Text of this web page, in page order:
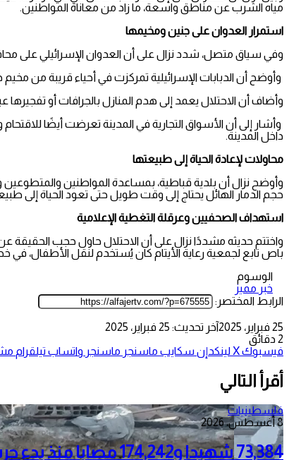
مياه الشرب عن مناطق واسعة، ما زاد من معاناة المواطنين.
استمرار العدوان على جنين ومخيمها
وفي سياق متصل، شدد نزال على أن العدوان الإسرائيلي على
وأوضح أن الدبابات الإسرائيلية تمركزت في أحياء قريبة من
وأضاف أن الاحتلال يعمد إلى هدم المنازل بالجرافات أو تفجيرها
وأشار إلى أن الأسواق التجارية في المدينة تعرضت أيضًا
داخل المدينة.
محاولات لإعادة الحياة إلى طبيعتها
وأوضح نزال أن بلدية قباطية، بمساعدة المواطنين والمتطوعين
حجم الدمار الهائل يحتاج إلى وقت طويل حتى تعود الحياة إلى
استهداف الصحفيين وعرقلة التغطية الإعلامية
واختتم حديثه مشددًا نزال على أن الاحتلال حاول حجب الحقيقة
باص تابع لجمعية رعاية الأيتام كان يُستخدم لنقل الأطفال، في
الوسوم
خبر مميز
الرابط المختصر:
25 فبراير، 2025
آخر تحديث: 25 فبراير، 2025
2 دقائق
فيسبوك‫Xلينكدإن سكايب ماسنجر ماسنجر واتساب تيلقرام
أقرأ التالي
فلسطينيات
8 أغسطس، 2026
73,384 شهيدا و174,242 مصابا منذ بدء حرب الإبادة على قطاع غزة